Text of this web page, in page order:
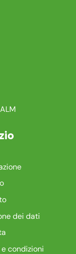
dei dati
condizioni